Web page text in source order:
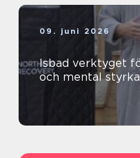
09. juni 2026
Isbad verktyget för fokus, återhämtning
och mental styrka